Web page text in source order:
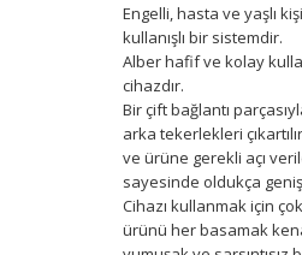
Engelli, hasta ve yaşlı
kullanışlı bir sistemdir.
Alber hafif ve kolay
cihazdır.
Bir çift bağlantı
arka tekerlekleri çıkartılır
ve ürüne gerekli açı
sayesinde oldukça
Cihazı kullanmak için
ürünü her basamak